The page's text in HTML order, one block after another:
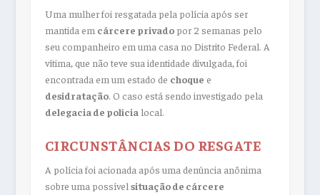
Uma mulher foi resgatada pela polícia após ser
mantida em cárcere privadopor 2 semanas pelo
seu companheiro em uma casa no Distrito Federal. A
vítima, que não teve sua identidade divulgada, foi
encontrada em um estado de choque e
desidratação. O caso está sendo investigado pela
delegacia de polícia local.
CIRCUNSTÂNCIAS DO RESGATE
A polícia foi acionada após uma denúncia anônima
sobre uma possível situação de cárcere